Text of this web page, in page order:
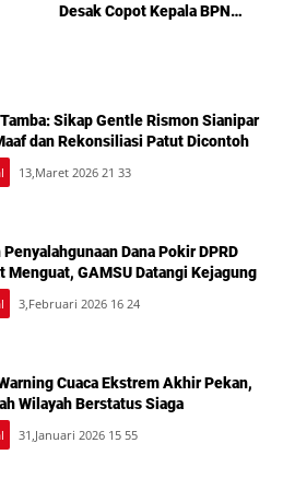
Desak Copot Kepala BPN
Sikap Gentle Rismon Sianipar
dan Rekonsiliasi Patut Dicontoh
13,Maret 2026 21 33
Penyalahgunaan Dana Pokir DPRD
Menguat, GAMSU Datangi Kejagung
3,Februari 2026 16 24
Cuaca Ekstrem Akhir Pekan,
Wilayah Berstatus Siaga
31,Januari 2026 15 55